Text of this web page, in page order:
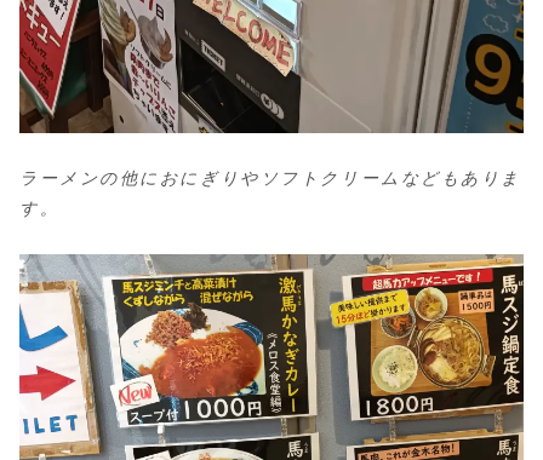
ラーメンの他におにぎりやソフトクリームなどもありま
す。